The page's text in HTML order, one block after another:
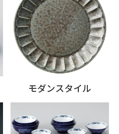
モダンスタイル